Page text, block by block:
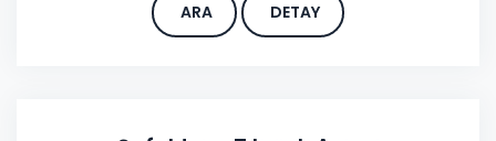
ARA DETAY